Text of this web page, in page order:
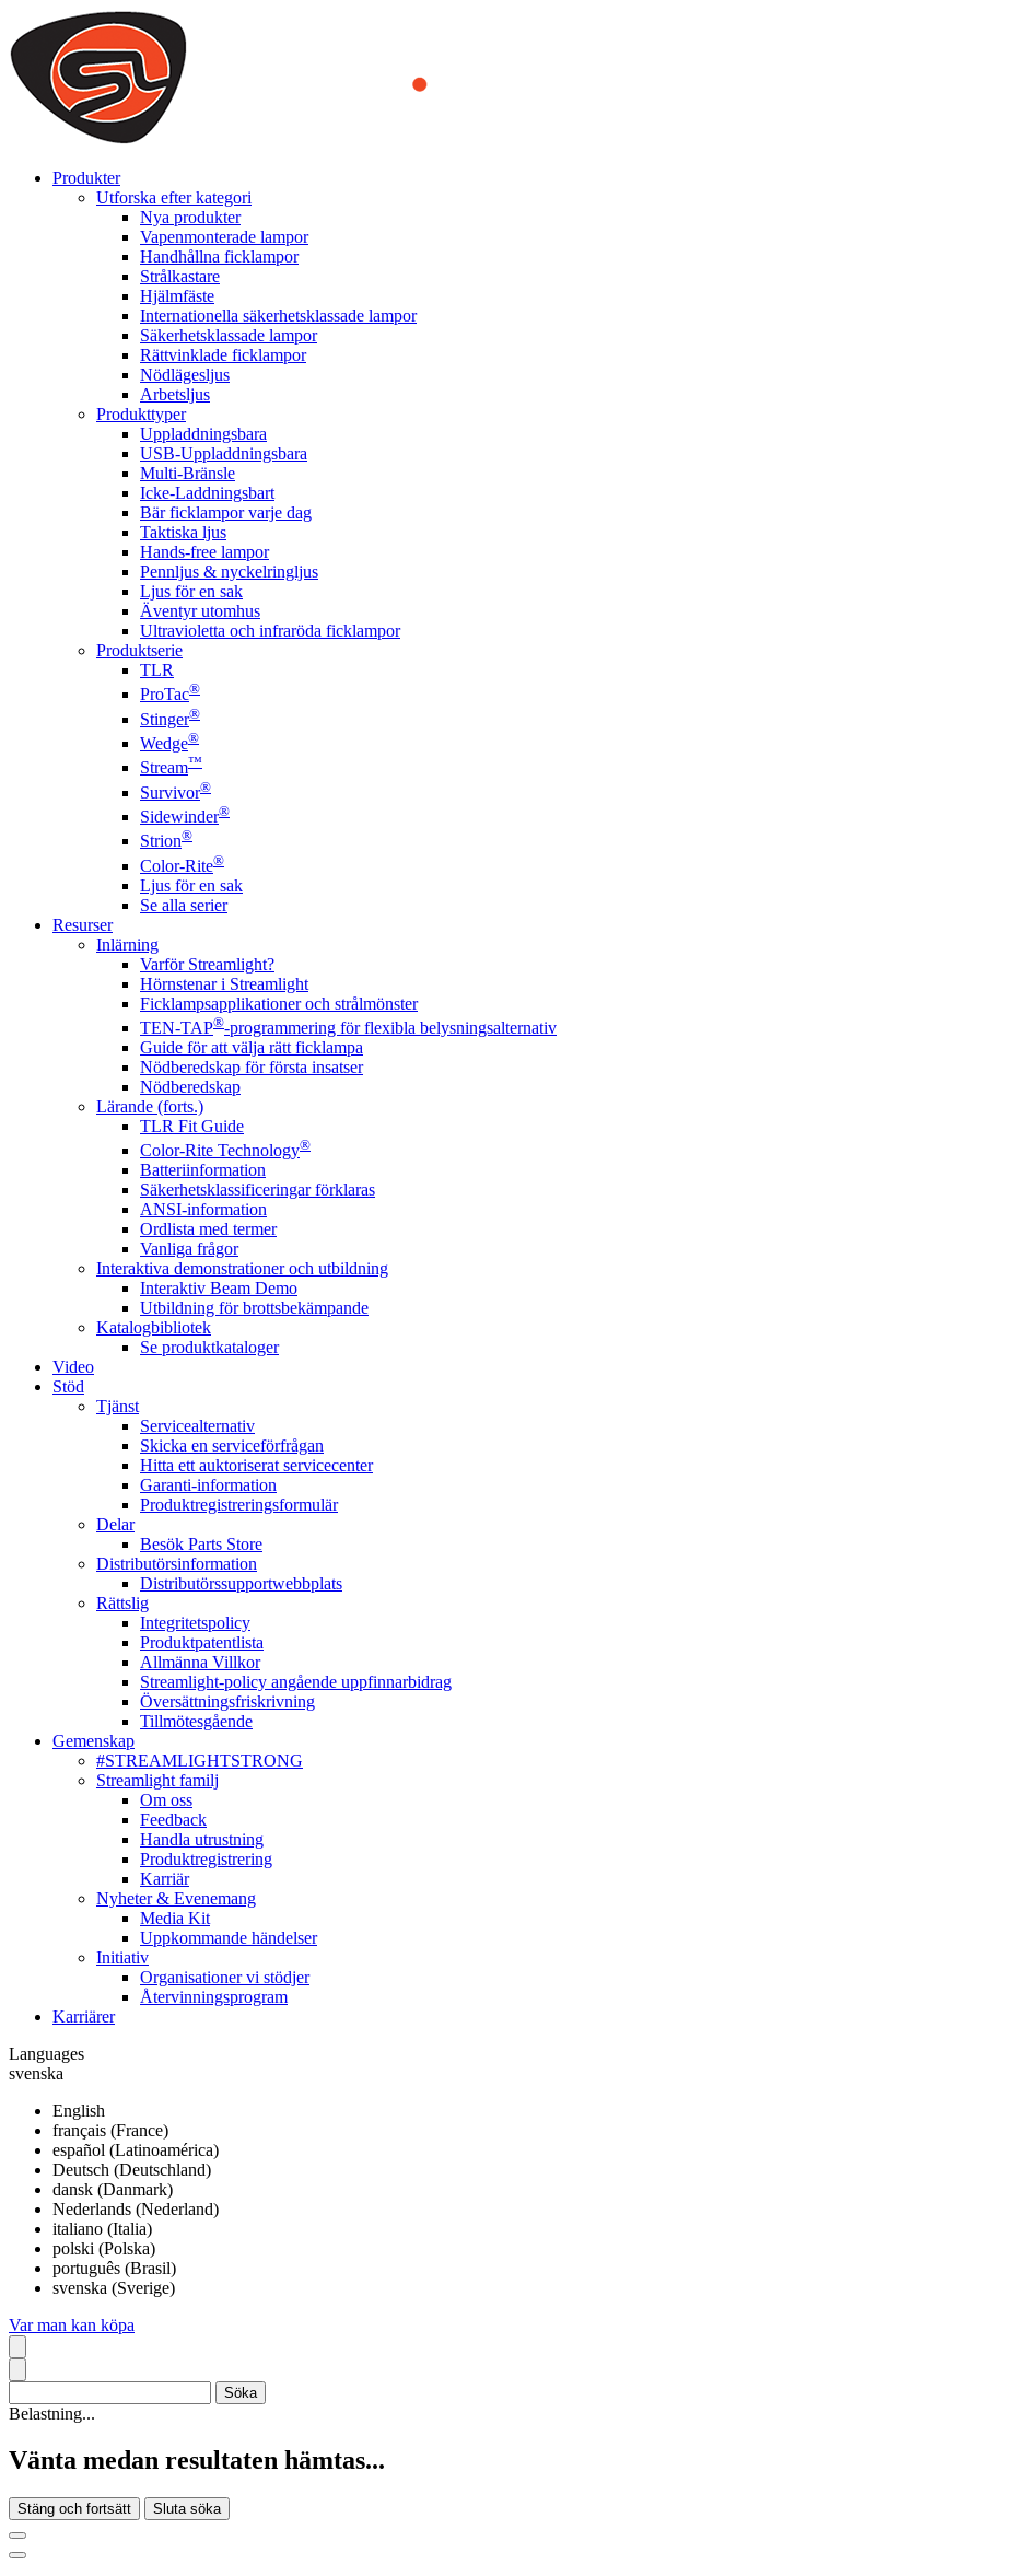
We use cookies to ensure that we provide you the best experience on our website. By continuing to browse this website, you accept that cookies
you a better experience. To learn more or to find out how you can disable cookies, you can access our
ACCEPT AND CLOSE
Produkter
Utforska efter kategori
Nya produkter
Vapenmonterade lampor
Handhållna ficklampor
Strålkastare
Hjälmfäste
Internationella säkerhetsklassade lampor
Säkerhetsklassade lampor
Rättvinklade ficklampor
Nödlägesljus
Arbetsljus
Produkttyper
Uppladdningsbara
USB-Uppladdningsbara
Multi-Bränsle
Icke-Laddningsbart
Bär ficklampor varje dag
Taktiska ljus
Hands-free lampor
Pennljus & nyckelringljus
Ljus för en sak
Äventyr utomhus
Ultravioletta och infraröda ficklampor
Produktserie
TLR
ProTac®
Stinger®
Wedge®
Stream™
Survivor®
Sidewinder®
Strion®
Color-Rite®
Ljus för en sak
Se alla serier
Resurser
Inlärning
Varför Streamlight?
Hörnstenar i Streamlight
Ficklampsapplikationer och strålmönster
TEN-TAP®-programmering för flexibla belysningsalternativ
Guide för att välja rätt ficklampa
Nödberedskap för första insatser
Nödberedskap
Lärande (forts.)
TLR Fit Guide
Color-Rite Technology®
Batteriinformation
Säkerhetsklassificeringar förklaras
ANSI-information
Ordlista med termer
Vanliga frågor
Interaktiva demonstrationer och utbildning
Interaktiv Beam Demo
Utbildning för brottsbekämpande
Katalogbibliotek
Se produktkataloger
Video
Stöd
Tjänst
Servicealternativ
Skicka en serviceförfrågan
Hitta ett auktoriserat servicecenter
Garanti-information
Produktregistreringsformulär
Delar
Besök Parts Store
Distributörsinformation
Distributörssupportwebbplats
Rättslig
Integritetspolicy
Produktpatentlista
Allmänna Villkor
Streamlight-policy angående uppfinnarbidrag
Översättningsfriskrivning
Tillmötesgående
Gemenskap
#STREAMLIGHTSTRONG
Streamlight familj
Om oss
Feedback
Handla utrustning
Produktregistrering
Karriär
Nyheter & Evenemang
Media Kit
Uppkommande händelser
Initiativ
Organisationer vi stödjer
Återvinningsprogram
Karriärer
Languages
svenska
English
français (France)
español (Latinoamérica)
Deutsch (Deutschland)
dansk (Danmark)
Nederlands (Nederland)
italiano (Italia)
polski (Polska)
português (Brasil)
svenska (Sverige)
Var man kan köpa
Belastning...
Vänta medan resultaten hämtas...
Stäng och fortsätt Sluta söka